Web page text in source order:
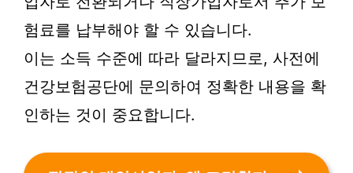
험료를 납부해야 할 수 있습니다.
이는 소득 수준에 따라 달라지므로, 사전에
건강보험공단에 문의하여 정확한 내용을 확
인하는 것이 중요합니다.